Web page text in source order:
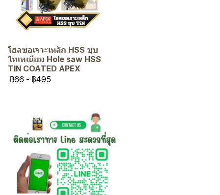
โฮลซอเจาะเหล็ก HSS ชุบ
ไทเทเนียม Hole saw HSS
TIN COATED APEX
฿66 - ฿495